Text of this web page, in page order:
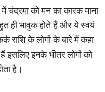
चंद्रमा को मन का कारक माना
ही भावुक होते हैं और ये स्वयं
राशि के लोगों के बारे में कहा
इसलिए इनके भीतर लोगों को
है।